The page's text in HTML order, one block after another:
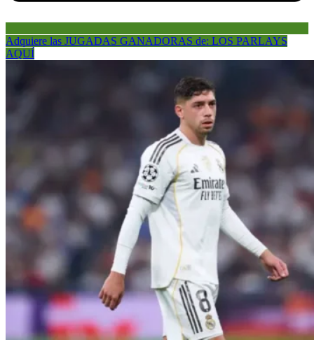
Adquiere las JUGADAS GANADORAS de: LOS PARLAYS
AQUÍ